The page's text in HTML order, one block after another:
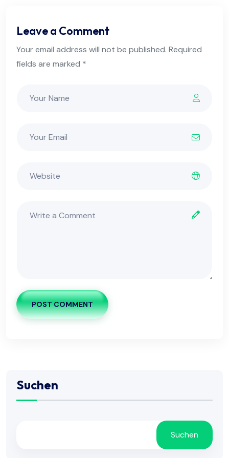
Leave a Comment
Your email address will not be published. Required
fields are marked *
POST COMMENT
Suchen
Suchen